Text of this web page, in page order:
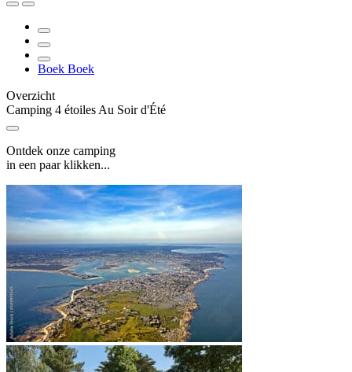
Boek Boek
Overzicht
Camping 4 étoiles Au Soir d'Été
Ontdek onze camping
in een paar klikken...